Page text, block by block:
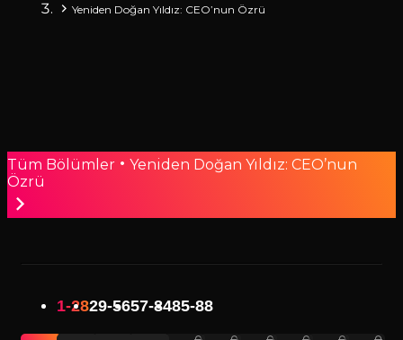
Yeniden Doğan Yıldız: CEO’nun Özrü
Tüm Bölümler • Yeniden Doğan Yıldız: CEO’nun
Özrü
1-2829-5657-8485-88